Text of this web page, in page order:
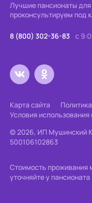
Лучшие пансионаты
проконсультируем под
8 (800) 302-36-83 с
Карта сайта
Условия использования
© 2026, ИП Мушинский
500106102863
Стоимость проживания
уточняйте у пансионата